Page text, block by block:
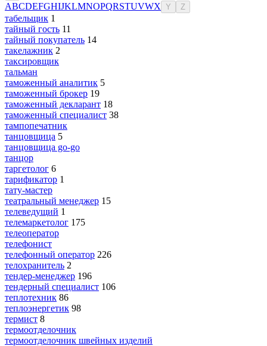
ABCDEFGHIJKLMNOPQRSTUVWX Y Z
табельщик 1
тайный гость 11
тайный покупатель 14
такелажник 2
таксировщик
тальман
таможенный аналитик 5
таможенный брокер 19
таможенный декларант 18
таможенный специалист 38
тампопечатник
танцовщица 5
танцовщица go-go
танцор
таргетолог 6
тарификатор 1
тату-мастер
театральный менеджер 15
телеведущий 1
телемаркетолог 175
телеоператор
телефонист
телефонный оператор 226
телохранитель 2
тендер-менеджер 196
тендерный специалист 106
теплотехник 86
теплоэнергетик 98
термист 8
термоотделочник
термоотделочник швейных изделий